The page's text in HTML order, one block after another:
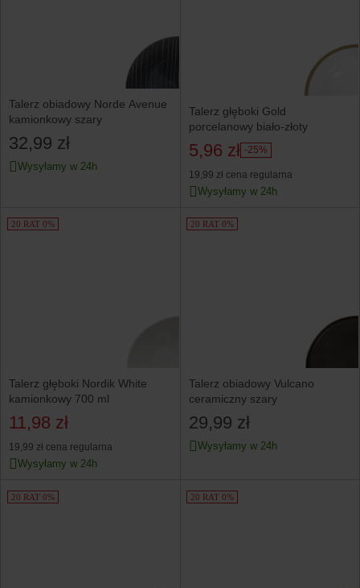
Talerz obiadowy Norde Avenue
kamionkowy szary
32,99 zł
Wysyłamy w 24h
Talerz głęboki Gold
porcelanowy biało-złoty
5,96 zł -25%
19,99 zł cena regularna
Wysyłamy w 24h
20 RAT 0%
Talerz głęboki Nordik White
kamionkowy 700 ml
11,98 zł
19,99 zł cena regularna
Wysyłamy w 24h
20 RAT 0%
Talerz obiadowy Vulcano
ceramiczny szary
29,99 zł
Wysyłamy w 24h
20 RAT 0% 20 RAT 0%